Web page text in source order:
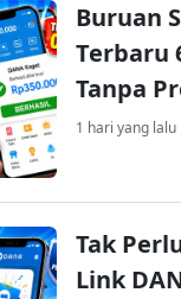
Buruan
Terbaru
Tanpa
1 hari yang lalu
Tak
Link